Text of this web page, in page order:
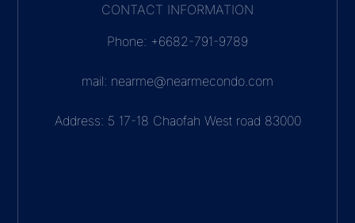
CONTACT INFORMATION
Phone: +6682-791-9789
mail: nearme@nearmecondo.com
Address: 5 17-18 Chaofah West road 83000